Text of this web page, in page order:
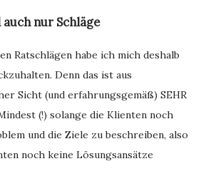
nur Schläge
Ratschlägen habe ich mich deshalb
Denn das ist aus
Sicht (und erfahrungsgemäß) SEHR
(!) solange die Klienten noch
und die Ziele zu beschreiben, also
noch keine Lösungsansätze